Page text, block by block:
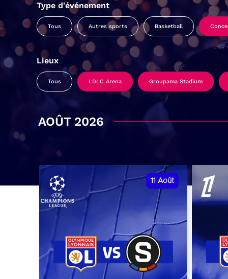
Type d'événement
Tous Autres sports Basketball
Lieux
Tous LDLC Arena Groupama Stadium
AOÛT 2026
11 Août